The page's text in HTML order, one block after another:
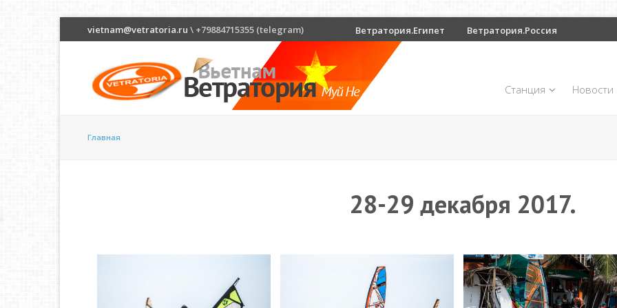
vietnam@vetratoria.ru \ +79884715355 (telegram) Ветратория.Египет Ветратория.Россия
Станция Новости
Главная
28-29 декабря 2017.